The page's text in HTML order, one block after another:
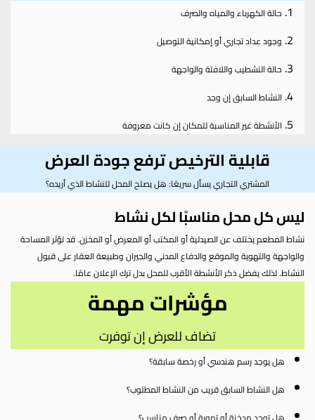
حالة الكهرباء والمياه والصرف
وجود عداد تجاري أو إمكانية التوصيل
حالة التشطيب واللافتة والواجهة
النشاط السابق إن وجد
الأنشطة غير المناسبة للمكان إن كانت معروفة
قابلية الترخيص ترفع جودة العرض
المشتري التجاري يسأل سريعًا: هل يصلح المحل للنشاط الذي أريده؟
ليس كل محل مناسبًا لكل نشاط
نشاط المطعم يختلف عن الصيدلية أو المكتب أو المعرض أو المخزن. قد تؤثر المساحة
والواجهة والتهوية والموقع والدفاع المدني والجيران وطبيعة العقار على قبول
النشاط. لذلك يفضل ذكر الأنشطة الأقرب للمحل بدل ترك الإعلان عامًا.
مؤشرات مهمة
تضاف للعرض إن توفرت
هل يوجد رسم هندسي أو رخصة سابقة؟
هل النشاط السابق قريب من النشاط المطلوب؟